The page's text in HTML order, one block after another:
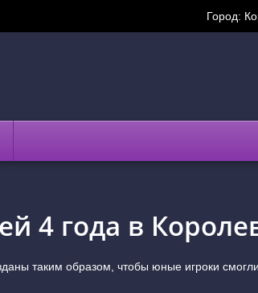
Город:
4 года в
таким образом, чтобы юные игроки